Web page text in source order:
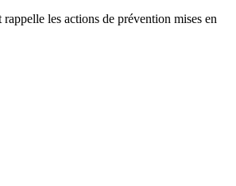
les actions de prévention mises en